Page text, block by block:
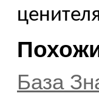
База